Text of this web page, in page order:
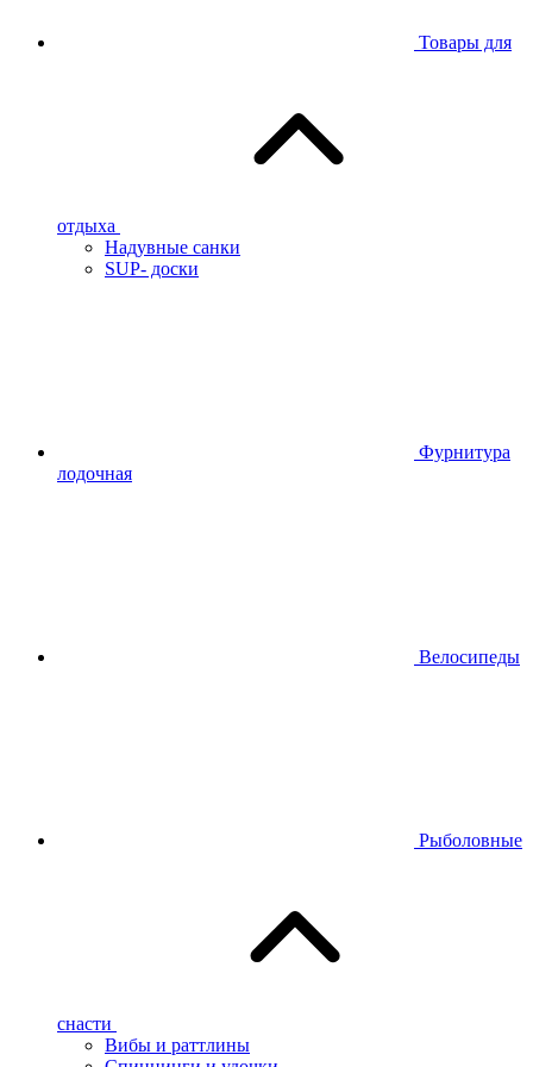
Товары для
отдыха
Надувные санки
SUP- доски
Фурнитура
лодочная
Велосипеды
Рыболовные
снасти
Вибы и раттлины